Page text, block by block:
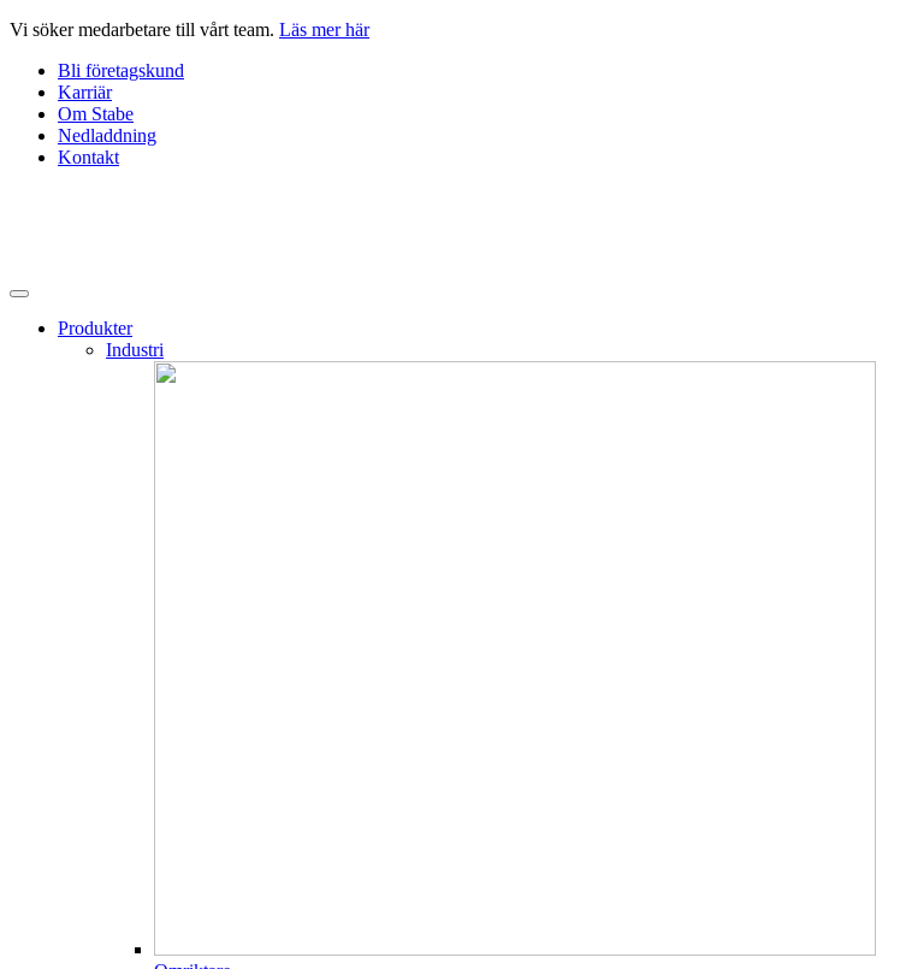
Hoppa
innehåll
Vi söker medarbetare till vårt team. Läs mer här
Bli företagskund
Karriär
Om Stabe
Nedladdning
Kontakt
Produkter
Industri